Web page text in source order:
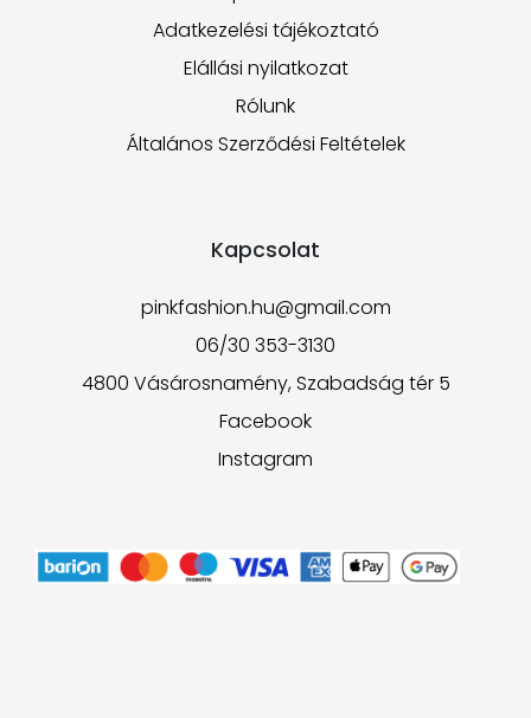
Adatkezelési tájékoztató
Elállási nyilatkozat
Rólunk
Általános Szerződési Feltételek
Kapcsolat
pinkfashion.hu@gmail.com
06/30 353-3130
4800 Vásárosnamény, Szabadság tér 5
Facebook
Instagram